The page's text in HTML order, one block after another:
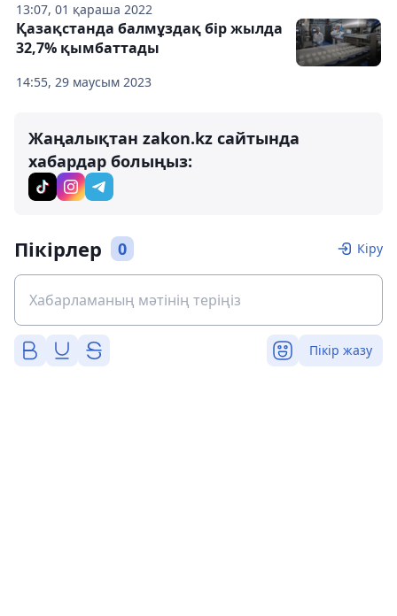
13:07, 01 қараша 2022
14:55, 29 маусым 2023
Қазақстанда балмұздақ бір жылда
32,7% қымбаттады
Жаңалықтан zakon.kz сайтында
хабардар болыңыз:
Пікірлер 0 Кіру
Пікір жазу